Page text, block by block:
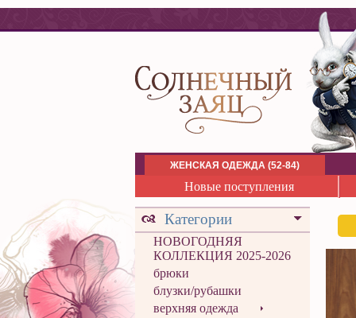
ЖЕНСКАЯ ОДЕЖДА (52-84)
Новые поступления
Категории
НОВОГОДНЯЯ
КОЛЛЕКЦИЯ 2025-2026
брюки
блузки/рубашки
верхняя одежда